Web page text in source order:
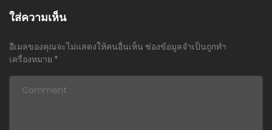
16 มกราคม 2025
15 มกราคม 2025
ใส่ความเห็น
อีเมลของคุณจะไม่แสดงให้คนอื่นเห็น ช่องข้อมูลจำเป็นถูกทำ
เครื่องหมาย *